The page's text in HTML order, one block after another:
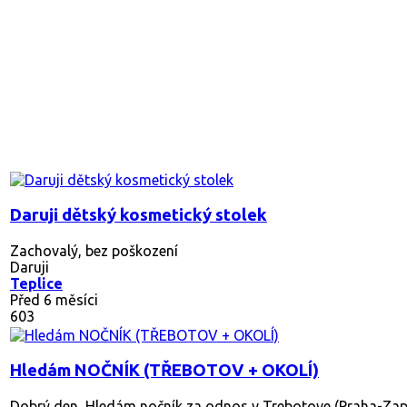
Daruji dětský kosmetický stolek
Zachovalý, bez poškození
Daruji
Teplice
Před 6 měsíci
603
Hledám NOČNÍK (TŘEBOTOV + OKOLÍ)